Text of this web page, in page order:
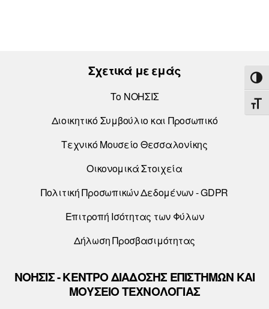
Σχετικά με εμάς
Το ΝΟΗΣΙΣ
Διοικητικό Συμβούλιο και Προσωπικό
Τεχνικό Μουσείο Θεσσαλονίκης
Οικονομικά Στοιχεία
Πολιτική Προσωπικών Δεδομένων - GDPR
Επιτροπή Ισότητας των Φύλων
Δήλωση Προσβασιμότητας
ΝΟΗΣΙΣ - ΚΕΝΤΡΟ ΔΙΑΔΟΣΗΣ ΕΠΙΣΤΗΜΩΝ ΚΑΙ
ΜΟΥΣΕΙΟ ΤΕΧΝΟΛΟΓΙΑΣ